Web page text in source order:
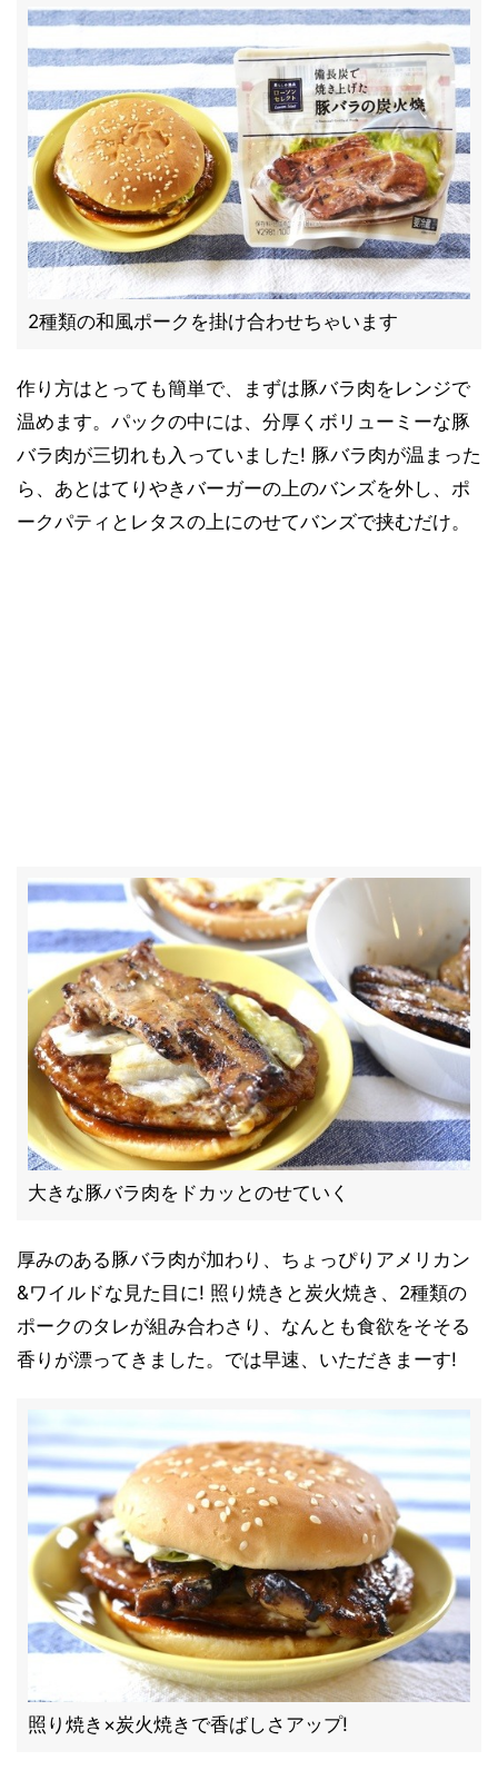
2種類の和風ポークを掛け合わせちゃいます
作り方はとっても簡単で、まずは豚バラ肉をレンジで
温めます。パックの中には、分厚くボリューミーな豚
バラ肉が三切れも入っていました! 豚バラ肉が温まった
ら、あとはてりやきバーガーの上のバンズを外し、ポ
ークパティとレタスの上にのせてバンズで挟むだけ。
大きな豚バラ肉をドカッとのせていく
厚みのある豚バラ肉が加わり、ちょっぴりアメリカン
&ワイルドな見た目に! 照り焼きと炭火焼き、2種類の
ポークのタレが組み合わさり、なんとも食欲をそそる
香りが漂ってきました。では早速、いただきまーす!
照り焼き×炭火焼きで香ばしさアップ!